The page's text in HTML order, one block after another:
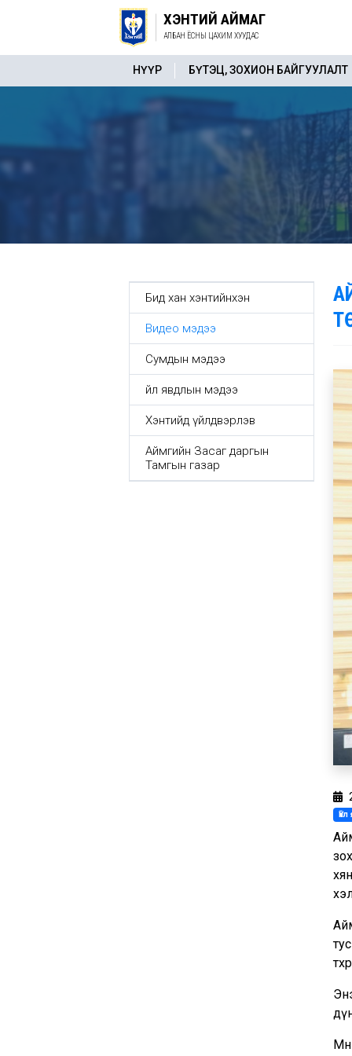
ХЭНТИЙ АЙМАГ
АЛБАН ЁСНЫ ЦАХИМ ХУУДАС
НҮҮР БҮТЭЦ, ЗОХИОН БАЙГУУЛАЛТ
Бид хан хэнтийнхэн
Видео мэдээ
Сумдын мэдээ
Үйл явдлын мэдээ
Хэнтийд үйлдвэрлэв
Аймгийн Засаг даргын
Тамгын газар